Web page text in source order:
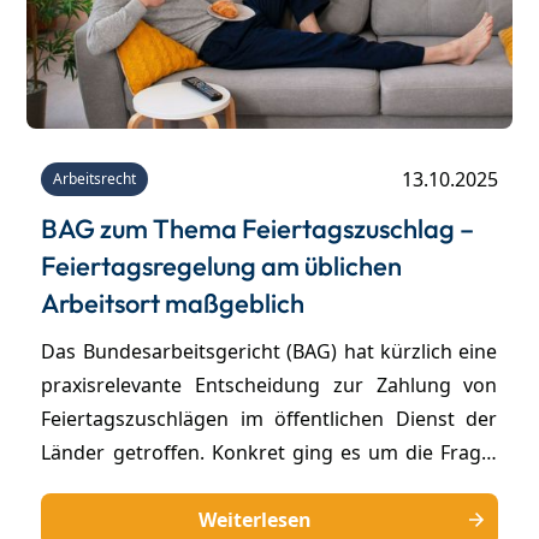
Arbeitsrecht 13.10.2025
BAG zum Thema Feiertagszuschlag –
Feiertagsregelung am üblichen
Arbeitsort maßgeblich
Das Bundesarbeitsgericht (BAG) hat kürzlich eine
praxisrelevante Entscheidung zur Zahlung von
Feiertagszuschlägen im öffentlichen Dienst der
Länder getroffen. Konkret ging es um die Frage,
Abordnung in ein anderes Bundesland der
Weiterlesen